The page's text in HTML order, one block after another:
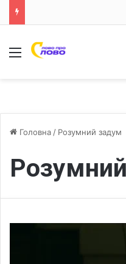
Меню
Головна / Розумний задум